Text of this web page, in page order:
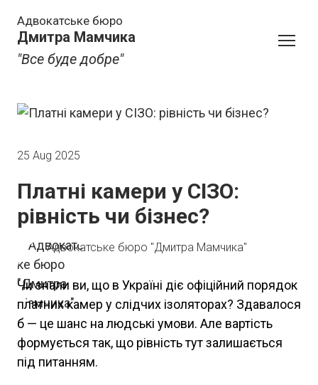
Адвокатське бюро
Дмитра Мамчика
"Все буде добре"
25 Aug 2025
Платні камери у СІЗО:
рівність чи бізнес?
Адвокатське бюро "Дмитра Мамчика"
Чи знали ви, що в Україні діє офіційний порядок
платних камер у слідчих ізоляторах? Здавалося
б — це шанс на людські умови. Але вартість
формується так, що рівність тут залишається
під питанням.